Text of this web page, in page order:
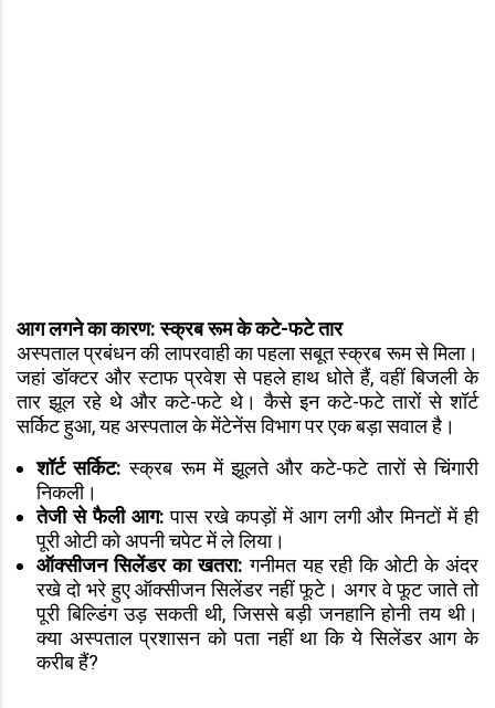
आग लगने का कारण: स्क्रब रूम के कटे-फटे तार
अस्पताल प्रबंधन की लापरवाही का पहला सबूत स्क्रब रूम से मिला।
जहां डॉक्टर और स्टाफ प्रवेश से पहले हाथ धोते हैं, वहीं बिजली के
तार झूल रहे थे और कटे-फटे थे। कैसे इन कटे-फटे तारों से शॉर्ट
सर्किट हुआ, यह अस्पताल के मेंटेनेंस विभाग पर एक बड़ा सवाल है।
शॉर्ट सर्किट: स्क्रब रूम में झूलते और कटे-फटे तारों से चिंगारी
निकली।
तेजी से फैली आग: पास रखे कपड़ों में आग लगी और मिनटों में ही
पूरी ओटी को अपनी चपेट में ले लिया।
ऑक्सीजन सिलेंडर का खतरा: गनीमत यह रही कि ओटी के अंदर
रखे दो भरे हुए ऑक्सीजन सिलेंडर नहीं फूटे। अगर वे फूट जाते तो
पूरी बिल्डिंग उड़ सकती थी, जिससे बड़ी जनहानि होनी तय थी।
क्या अस्पताल प्रशासन को पता नहीं था कि ये सिलेंडर आग के
करीब हैं?